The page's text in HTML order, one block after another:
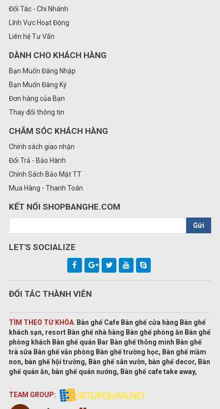
Đối Tác - Chi Nhánh
Lĩnh Vực Hoạt Động
Liên hệ Tư Vấn
DÀNH CHO KHÁCH HÀNG
Bạn Muốn Đăng Nhập
Bạn Muốn Đăng Ký
Đơn hàng của Bạn
Thay đổi thông tin
CHĂM SÓC KHÁCH HÀNG
Chính sách giao nhận
Đổi Trả - Bảo Hành
Chính Sách Bảo Mật TT
Mua Hàng - Thanh Toán
KẾT NỐI SHOPBANGHE.COM
Gửi
LET'S SOCIALIZE
ĐỐI TÁC THÀNH VIÊN
TÌM THEO TỪ KHÓA: Bàn ghế Cafe Bàn ghế cửa hàng Bàn ghế
khách sạn, resort Bàn ghế nhà hàng Bàn ghế phòng ăn Bàn ghế
phòng khách Bàn ghế quán Bar Bàn ghế thông minh Bàn ghế
trà sữa Bàn ghế văn phòng Bàn ghế trường học, Bàn ghế mầm
non, bàn ghế hội trường, Bàn ghế sân vườn, bàn ghế decor, Bàn
ghế quán ăn, bàn ghế quán nướng, Bàn ghế cafe take away,
TEAM GROUP: